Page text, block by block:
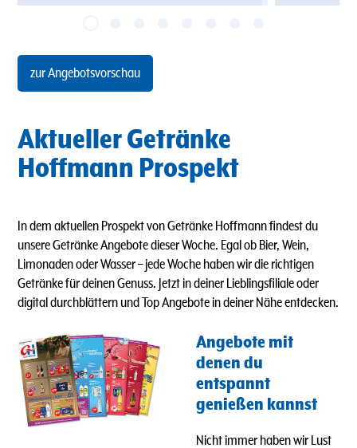
zur Angebotsvorschau
Aktueller Getränke
Hoffmann Prospekt
In dem aktuellen Prospekt von Getränke Hoffmann findest du
unsere Getränke Angebote dieser Woche. Egal ob Bier, Wein,
Limonaden oder Wasser–jede Woche haben wir die richtigen
Getränke für deinen Genuss. Jetzt in deiner Lieblingsfiliale oder
digital durchblättern und Top Angebote in deiner Nähe entdecken.
Angebote mit
denen du
entspannt
genießen kannst
Nicht immer haben wir Lust